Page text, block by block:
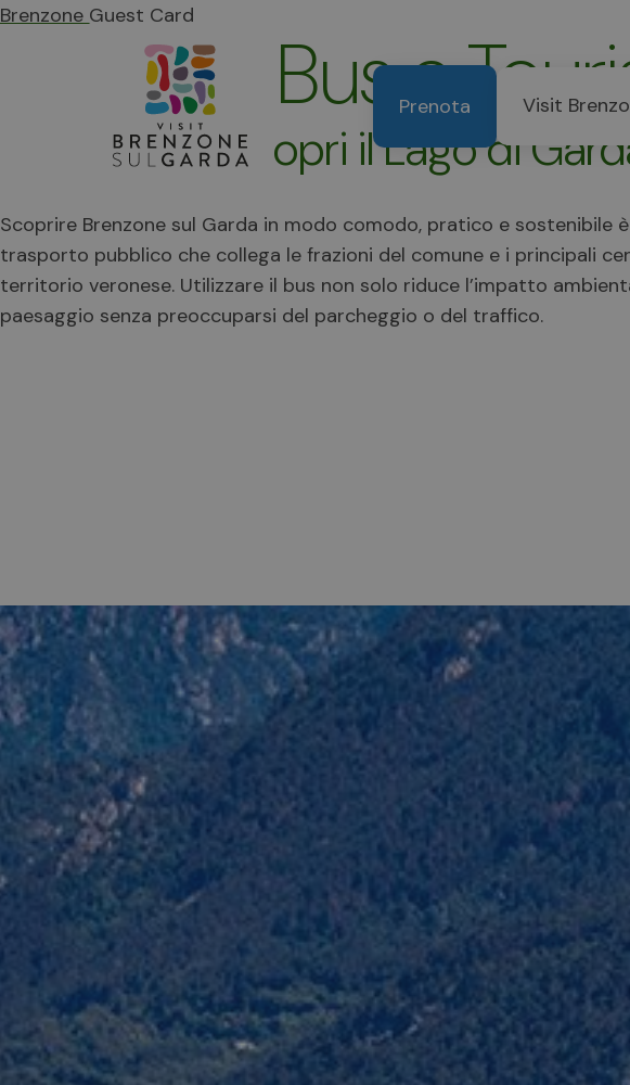
Prenota Visit
Brenzone Guest Card
Bus e
Scopri il Lago di
Scoprire Brenzone sul Garda in modo comodo, pratico e sostenibile
trasporto pubblico che collega le frazioni del comune e i principali
territorio veronese. Utilizzare il bus non solo riduce l’impatto
paesaggio senza preoccuparsi del parcheggio o del traffico.